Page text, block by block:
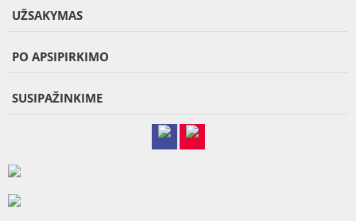
UŽSAKYMAS
PO APSIPIRKIMO
SUSIPAŽINKIME